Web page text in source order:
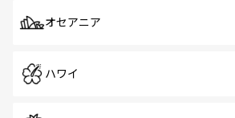
オセアニア
ハワイ